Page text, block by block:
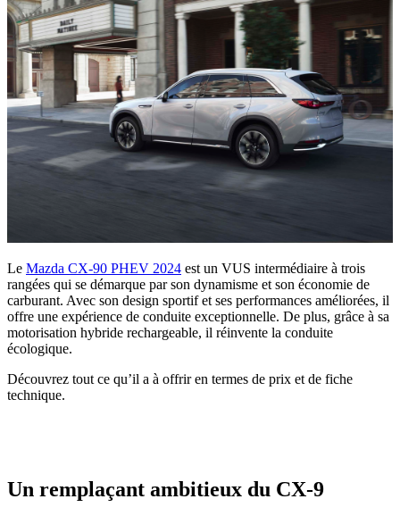
Le Mazda CX-90 PHEV 2024 est un VUS intermédiaire à trois
rangées qui se démarque par son dynamisme et son économie de
carburant. Avec son design sportif et ses performances améliorées, il
offre une expérience de conduite exceptionnelle. De plus, grâce à sa
motorisation hybride rechargeable, il réinvente la conduite
écologique.
Découvrez tout ce qu’il a à offrir en termes de prix et de fiche
technique.
Un remplaçant ambitieux du CX-9